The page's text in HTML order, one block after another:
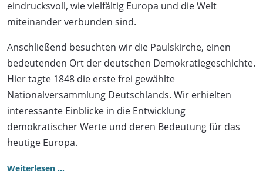
eindrucksvoll, wie vielfältig Europa und die Welt
miteinander verbunden sind.
Anschließend besuchten wir die Paulskirche, einen
bedeutenden Ort der deutschen Demokratiegeschichte.
Hier tagte 1848 die erste frei gewählte
Nationalversammlung Deutschlands. Wir erhielten
interessante Einblicke in die Entwicklung
demokratischer Werte und deren Bedeutung für das
heutige Europa.
Weiterlesen …